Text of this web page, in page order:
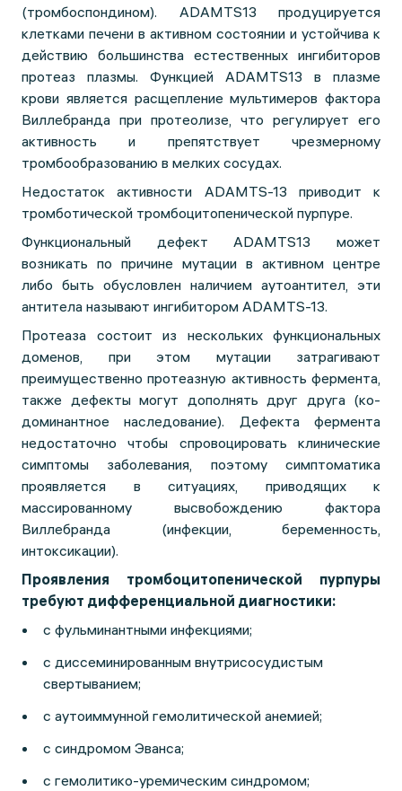
(тромбоспондином). ADAMTS13 продуцируется
клетками печени в активном состоянии и устойчива к
действию большинства естественных ингибиторов
протеаз плазмы. Функцией ADAMTS13 в плазме
крови является расщепление мультимеров фактора
Виллебранда при протеолизе, что регулирует его
активность и препятствует чрезмерному
тромбообразованию в мелких сосудах.
Недостаток активности ADAMTS-13 приводит к
тромботической тромбоцитопенической пурпуре.
Функциональный дефект ADAMTS13 может
возникать по причине мутации в активном центре
либо быть обусловлен наличием аутоантител, эти
антитела называют ингибитором ADAMTS-13.
Протеаза состоит из нескольких функциональных
доменов, при этом мутации затрагивают
преимущественно протеазную активность фермента,
также дефекты могут дополнять друг друга (ко-
доминантное наследование). Дефекта фермента
недостаточно чтобы спровоцировать клинические
симптомы заболевания, поэтому симптоматика
проявляется в ситуациях, приводящих к
массированному высвобождению фактора
Виллебранда (инфекции, беременность,
интоксикации).
Проявления тромбоцитопенической пурпуры
требуют дифференциальной диагностики:
с фульминантными инфекциями;
с диссеминированным внутрисосудистым
свертыванием;
с аутоиммунной гемолитической анемией;
с синдромом Эванса;
с гемолитико-уремическим синдромом;